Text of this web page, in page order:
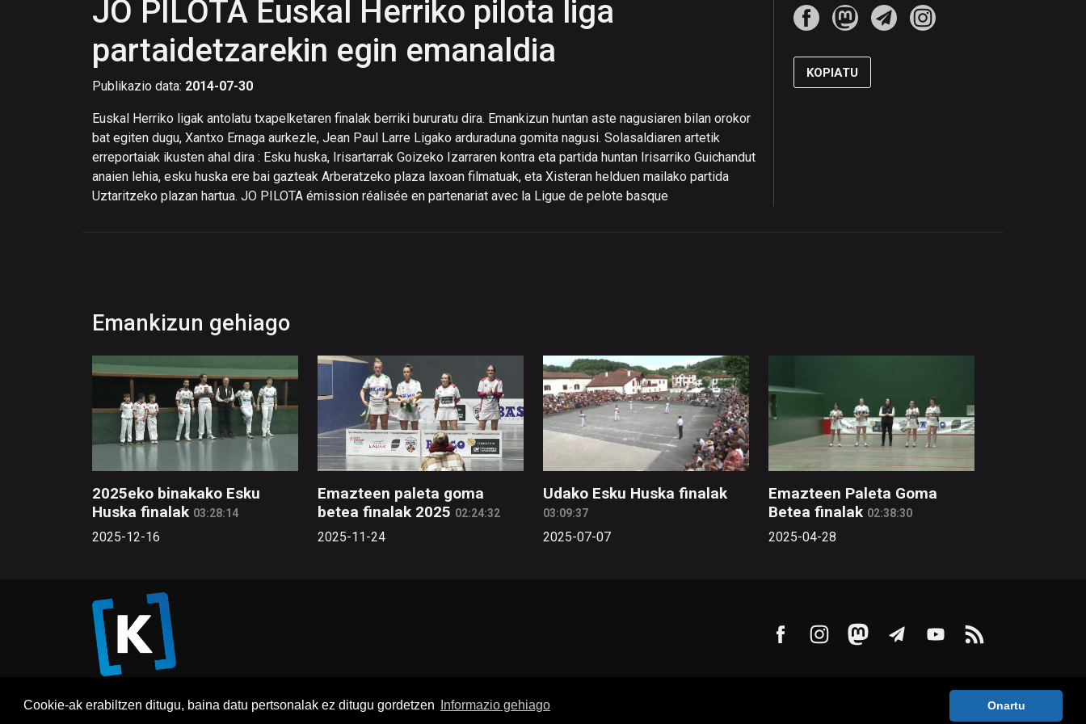
Cookie-ak erabiltzen ditugu, baina datu pertsonalak ez ditugu gordetzen Informazio gehiago Onartu
JO PILOTA Euskal Herriko pilota liga
partaidetzarekin egin emanaldia
Publikazio data: 2014-07-30
Euskal Herriko ligak antolatu txapelketaren finalak berriki bururatu dira. Emankizun huntan aste nagusiaren bilan orokor
bat egiten dugu, Xantxo Ernaga aurkezle, Jean Paul Larre Ligako arduraduna gomita nagusi. Solasaldiaren artetik
erreportaiak ikusten ahal dira : Esku huska, Irisartarrak Goizeko Izarraren kontra eta partida huntan Irisarriko Guichandut
anaien lehia, esku huska ere bai gazteak Arberatzeko plaza laxoan filmatuak, eta Xisteran helduen mailako partida
Uztaritzeko plazan hartua. JO PILOTA émission réalisée en partenariat avec la Ligue de pelote basque
KOPIATU
Emankizun gehiago
2025eko binakako Esku
Huska finalak 03:28:14
2025-12-16
Emazteen paleta goma
betea finalak 2025 02:24:32
2025-11-24
Udako Esku Huska finalak
03:09:37
2025-07-07
Emazteen Paleta Goma
Betea finalak 02:38:30
2025-04-28
Honi buruz Pribatutasun politika Lege oharra